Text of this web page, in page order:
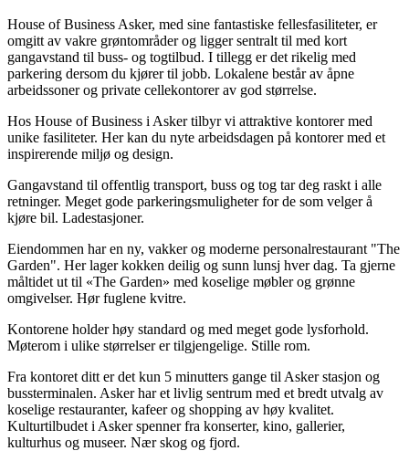
House of Business Asker, med sine fantastiske fellesfasiliteter, er
omgitt av vakre grøntområder og ligger sentralt til med kort
gangavstand til buss- og togtilbud. I tillegg er det rikelig med
parkering dersom du kjører til jobb. Lokalene består av åpne
arbeidssoner og private cellekontorer av god størrelse.
Hos House of Business i Asker tilbyr vi attraktive kontorer med
unike fasiliteter. Her kan du nyte arbeidsdagen på kontorer med et
inspirerende miljø og design.
Gangavstand til offentlig transport, buss og tog tar deg raskt i alle
retninger. Meget gode parkeringsmuligheter for de som velger å
kjøre bil. Ladestasjoner.
Eiendommen har en ny, vakker og moderne personalrestaurant "The
Garden". Her lager kokken deilig og sunn lunsj hver dag. Ta gjerne
måltidet ut til «The Garden» med koselige møbler og grønne
omgivelser. Hør fuglene kvitre.
Kontorene holder høy standard og med meget gode lysforhold.
Møterom i ulike størrelser er tilgjengelige. Stille rom.
Fra kontoret ditt er det kun 5 minutters gange til Asker stasjon og
bussterminalen. Asker har et livlig sentrum med et bredt utvalg av
koselige restauranter, kafeer og shopping av høy kvalitet.
Kulturtilbudet i Asker spenner fra konserter, kino, gallerier,
kulturhus og museer. Nær skog og fjord.